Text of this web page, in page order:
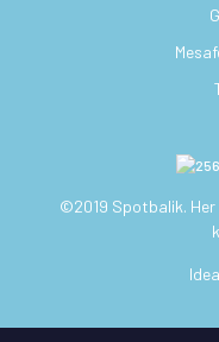
©2019 Spotbalik. Her